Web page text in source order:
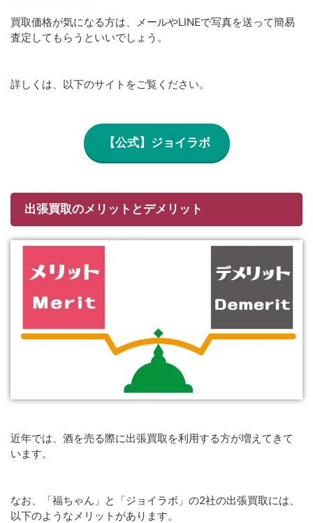
買取価格が気になる方は、メールやLINEで写真を送って簡易
査定してもらうといいでしょう。
詳しくは、以下のサイトをご覧ください。
【公式】ジョイラボ
出張買取のメリットとデメリット
近年では、酒を売る際に出張買取を利用する方が増えてきて
います。
なお、「福ちゃん」と「ジョイラボ」の2社の出張買取には、
以下のようなメリットがあります。